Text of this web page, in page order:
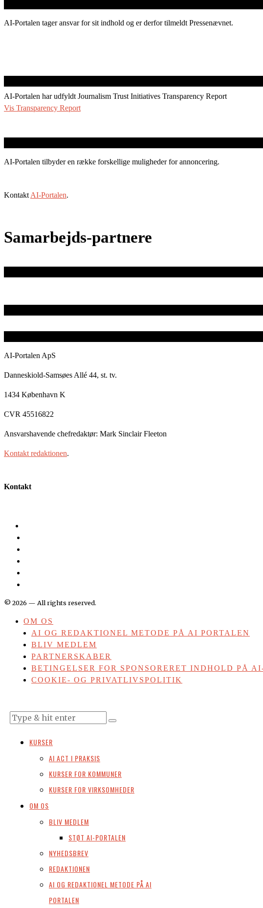
AI-Portalen tager ansvar for sit indhold og er derfor tilmeldt Pressenævnet.
AI-Portalen har udfyldt Journalism Trust Initiatives Transparency Report
Vis Transparency Report
AI-Portalen tilbyder en række forskellige muligheder for annoncering.
Kontakt AI-Portalen.
Samarbejds-partnere
AI-Portalen ApS
Danneskiold-Samsøes Allé 44, st. tv.
1434 København K
CVR 45516822
Ansvarshavende chefredaktør: Mark Sinclair Fleeton
Kontakt redaktionen.
Kontakt
©2026 — All rights reserved.
OM OS
AI OG REDAKTIONEL METODE PÅ AI PORTALEN
BLIV MEDLEM
PARTNERSKABER
BETINGELSER FOR SPONSORERET INDHOLD PÅ
COOKIE- OG PRIVATLIVSPOLITIK
KURSER
AI ACT I PRAKSIS
KURSER FOR KOMMUNER
KURSER FOR VIRKSOMHEDER
OM OS
BLIV MEDLEM
STØT AI-PORTALEN
NYHEDSBREV
REDAKTIONEN
AI OG REDAKTIONEL METODE PÅ AI
PORTALEN